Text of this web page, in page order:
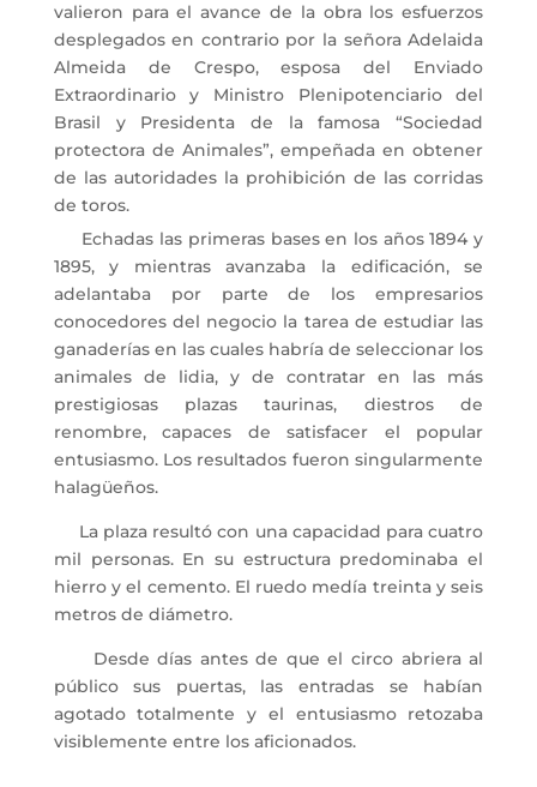
valieron para el avance de la obra los esfuerzos
desplegados en contrario por la señora Adelaida
Almeida de Crespo, esposa del Enviado
Extraordinario y Ministro Plenipotenciario del
Brasil y Presidenta de la famosa “Sociedad
protectora de Animales”, empeñada en obtener
de las autoridades la prohibición de las corridas
de toros.
Echadas las primeras bases en los años 1894 y
1895, y mientras avanzaba la edificación, se
adelantaba por parte de los empresarios
conocedores del negocio la tarea de estudiar las
ganaderías en las cuales habría de seleccionar los
animales de lidia, y de contratar en las más
prestigiosas plazas taurinas, diestros de
renombre, capaces de satisfacer el popular
entusiasmo. Los resultados fueron singularmente
halagüeños.
La plaza resultó con una capacidad para cuatro
mil personas. En su estructura predominaba el
hierro y el cemento. El ruedo medía treinta y seis
metros de diámetro.
Desde días antes de que el circo abriera al
público sus puertas, las entradas se habían
agotado totalmente y el entusiasmo retozaba
visiblemente entre los aficionados.